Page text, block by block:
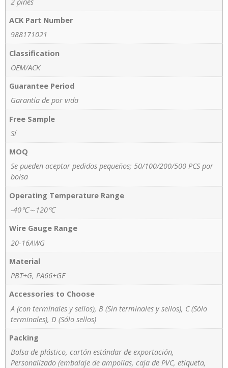
ACK Part Number
988171021
Classification
OEM/ACK
Guarantee Period
Garantía de por vida
Free Sample
Sí
MOQ
Se pueden aceptar pedidos pequeños; 50/100/200/500 PCS por
bolsa
Operating Temperature Range
-40℃～120℃
Wire Gauge Range
20-16AWG
Material
PBT+G, PA66+GF
Accessories to Choose
A (con terminales y sellos), B (Sin terminales y sellos), C (Sólo
terminales), D (Sólo sellos)
Packing
Bolsa de plástico, cartón estándar de exportación,
Personalizado (embalaje de ampollas, caja de PVC, etiqueta,